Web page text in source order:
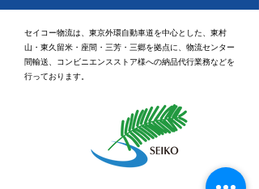
休日ゴルフに行ってきま
セイコー物流は、東京外環自動車道を中心とした、東村
山・東久留米・座間・三芳・三郷を拠点に、物流センター
間輸送、コンビニエンスストア様への納品代行業務などを
行っております。